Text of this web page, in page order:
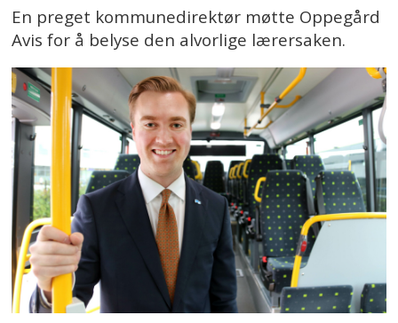
En preget kommunedirektør møtte Oppegård
Avis for å belyse den alvorlige lærersaken.